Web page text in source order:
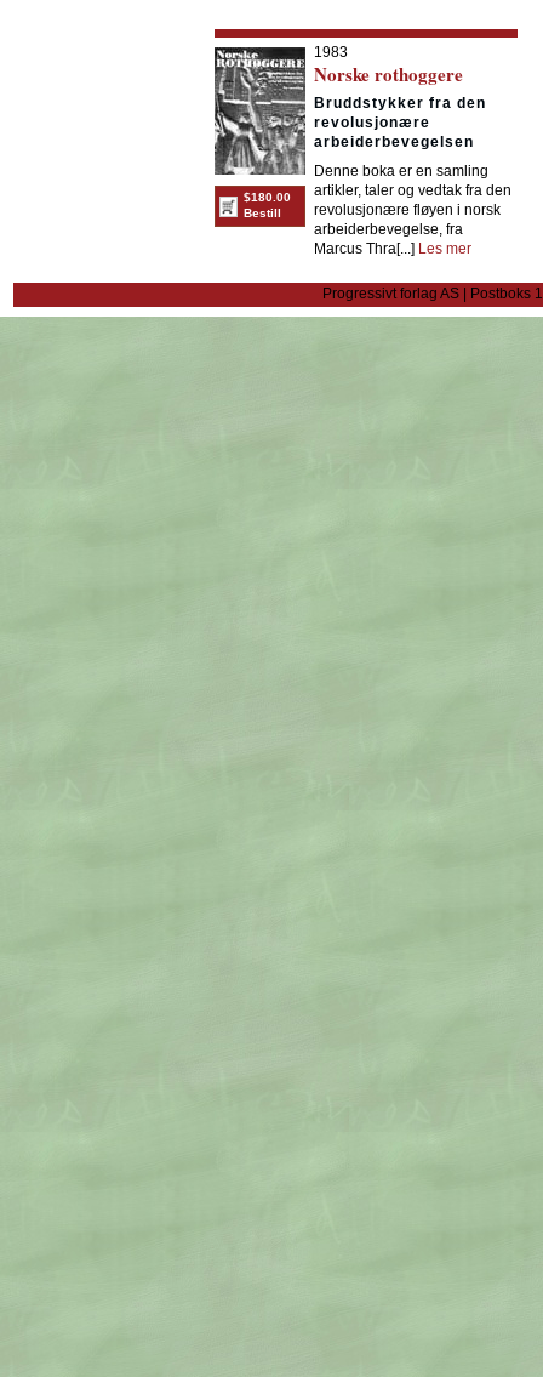
$180.00
Bestill
1983
Norske rothoggere
Bruddstykker fra den
revolusjonære
arbeiderbevegelsen
Denne boka er en samling
artikler, taler og vedtak fra den
revolusjonære fløyen i norsk
arbeiderbevegelse, fra
Marcus Thra[...] Les mer
Progressivt forlag AS | Postboks